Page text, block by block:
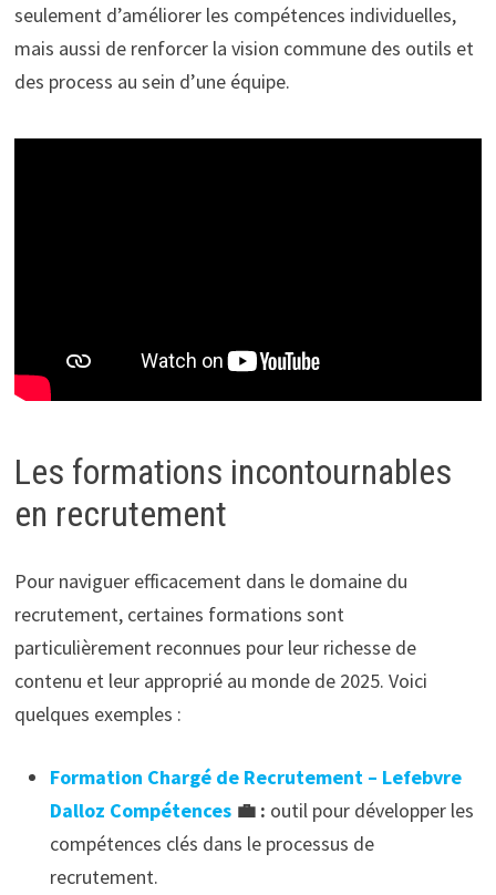
seulement d’améliorer les compétences individuelles,
mais aussi de renforcer la vision commune des outils et
des process au sein d’une équipe.
Les formations incontournables
en recrutement
Pour naviguer efficacement dans le domaine du
recrutement, certaines formations sont
particulièrement reconnues pour leur richesse de
contenu et leur approprié au monde de 2025. Voici
quelques exemples :
Formation Chargé de Recrutement – Lefebvre
Dalloz Compétences💼 : outil pour développer les
compétences clés dans le processus de
recrutement.